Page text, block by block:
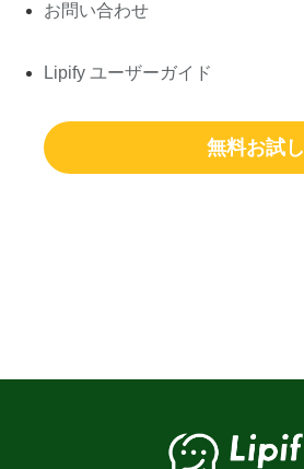
お問い合わせ
Lipify ユーザーガイド
無料お試し